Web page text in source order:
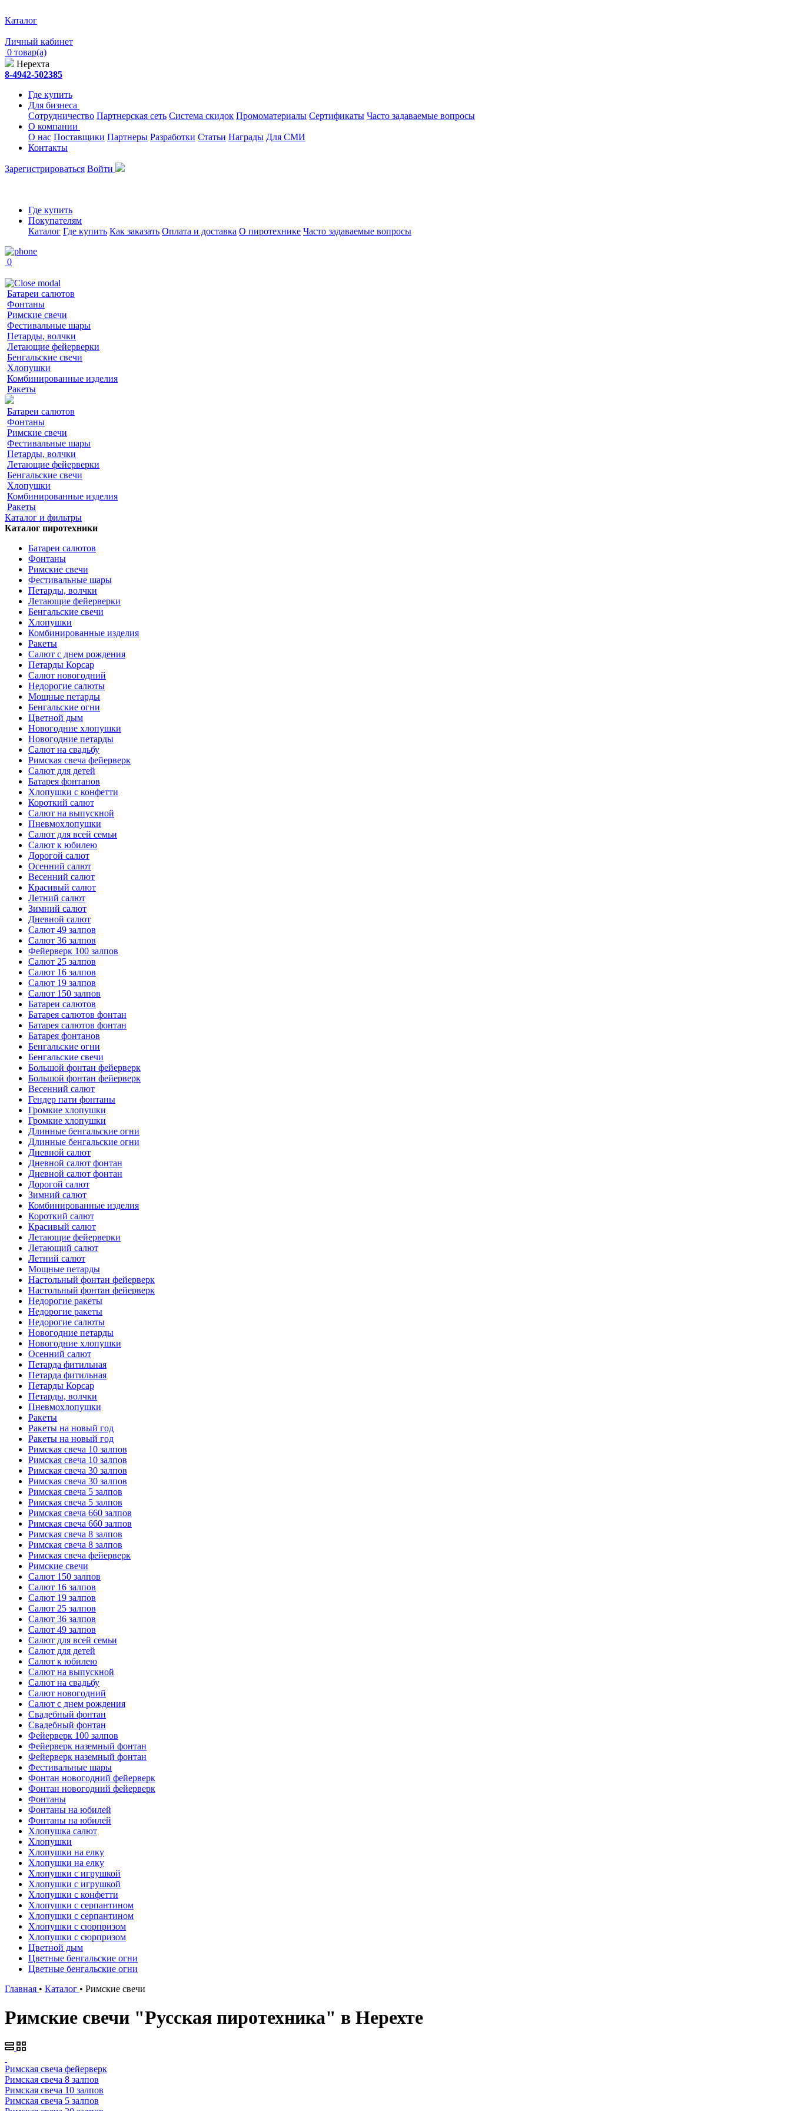
Каталог
Личный кабинет
0 товар(а)
Нерехта
8-4942-502385
Где купить
Для бизнеса
Сотрудничество Партнерская сеть Система скидок Промоматериалы Сертификаты Часто задаваемые вопросы
О компании
О нас Поставщики Партнеры Разработки Статьи Награды Для СМИ
Контакты
Зарегистрироваться Войти
Где купить
Покупателям
Каталог Где купить Как заказать Оплата и доставка О пиротехнике Часто задаваемые вопросы
0
Батареи салютов
Фонтаны
Римские свечи
Фестивальные шары
Петарды, волчки
Летающие фейерверки
Бенгальские свечи
Хлопушки
Комбинированные изделия
Ракеты
Батареи салютов
Фонтаны
Римские свечи
Фестивальные шары
Петарды, волчки
Летающие фейерверки
Бенгальские свечи
Хлопушки
Комбинированные изделия
Ракеты
Каталог и фильтры
Каталог пиротехники
Батареи салютов
Фонтаны
Римские свечи
Фестивальные шары
Петарды, волчки
Летающие фейерверки
Бенгальские свечи
Хлопушки
Комбинированные изделия
Ракеты
Салют с днем рождения
Петарды Корсар
Салют новогодний
Недорогие салюты
Мощные петарды
Бенгальские огни
Цветной дым
Новогодние хлопушки
Новогодние петарды
Салют на свадьбу
Римская свеча фейерверк
Салют для детей
Батарея фонтанов
Хлопушки с конфетти
Короткий салют
Салют на выпускной
Пневмохлопушки
Салют для всей семьи
Салют к юбилею
Дорогой салют
Осенний салют
Весенний салют
Красивый салют
Летний салют
Зимний салют
Дневной салют
Салют 49 залпов
Салют 36 залпов
Фейерверк 100 залпов
Салют 25 залпов
Салют 16 залпов
Салют 19 залпов
Салют 150 залпов
Батареи салютов
Батарея салютов фонтан
Батарея салютов фонтан
Батарея фонтанов
Бенгальские огни
Бенгальские свечи
Большой фонтан фейерверк
Большой фонтан фейерверк
Весенний салют
Гендер пати фонтаны
Громкие хлопушки
Громкие хлопушки
Длинные бенгальские огни
Длинные бенгальские огни
Дневной салют
Дневной салют фонтан
Дневной салют фонтан
Дорогой салют
Зимний салют
Комбинированные изделия
Короткий салют
Красивый салют
Летающие фейерверки
Летающий салют
Летний салют
Мощные петарды
Настольный фонтан фейерверк
Настольный фонтан фейерверк
Недорогие ракеты
Недорогие ракеты
Недорогие салюты
Новогодние петарды
Новогодние хлопушки
Осенний салют
Петарда фитильная
Петарда фитильная
Петарды Корсар
Петарды, волчки
Пневмохлопушки
Ракеты
Ракеты на новый год
Ракеты на новый год
Римская свеча 10 залпов
Римская свеча 10 залпов
Римская свеча 30 залпов
Римская свеча 30 залпов
Римская свеча 5 залпов
Римская свеча 5 залпов
Римская свеча 660 залпов
Римская свеча 660 залпов
Римская свеча 8 залпов
Римская свеча 8 залпов
Римская свеча фейерверк
Римские свечи
Салют 150 залпов
Салют 16 залпов
Салют 19 залпов
Салют 25 залпов
Салют 36 залпов
Салют 49 залпов
Салют для всей семьи
Салют для детей
Салют к юбилею
Салют на выпускной
Салют на свадьбу
Салют новогодний
Салют с днем рождения
Свадебный фонтан
Свадебный фонтан
Фейерверк 100 залпов
Фейерверк наземный фонтан
Фейерверк наземный фонтан
Фестивальные шары
Фонтан новогодний фейерверк
Фонтан новогодний фейерверк
Фонтаны
Фонтаны на юбилей
Фонтаны на юбилей
Хлопушка салют
Хлопушки
Хлопушки на елку
Хлопушки на елку
Хлопушки с игрушкой
Хлопушки с игрушкой
Хлопушки с конфетти
Хлопушки с серпантином
Хлопушки с серпантином
Хлопушки с сюрпризом
Хлопушки с сюрпризом
Цветной дым
Цветные бенгальские огни
Цветные бенгальские огни
Главная • Каталог • Римские свечи
Римские свечи "Русская пиротехника" в Нерехте
Римская свеча фейерверк
Римская свеча 8 залпов
Римская свеча 10 залпов
Римская свеча 5 залпов